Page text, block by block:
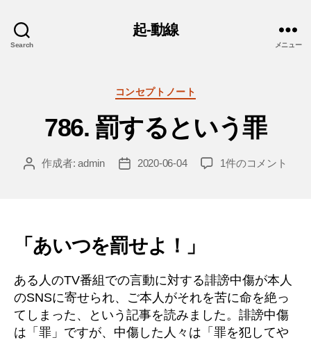
Search
起-動線
メニュー
カ
ゴ
リ
コンセプトノート
786. 罰するという罪
投
作成者:admin
投
2020-06-04
786.
へ
の
1件のコメント
「あいつを罰せよ！」
ある人のTV番組での言動に対する誹謗中傷が本人
のSNSに寄せられ、ご本人がそれを苦に命を絶っ
てしまった、という記事を読みました。誹謗中傷
は「罪」ですが、中傷した人々は「罪を犯してや